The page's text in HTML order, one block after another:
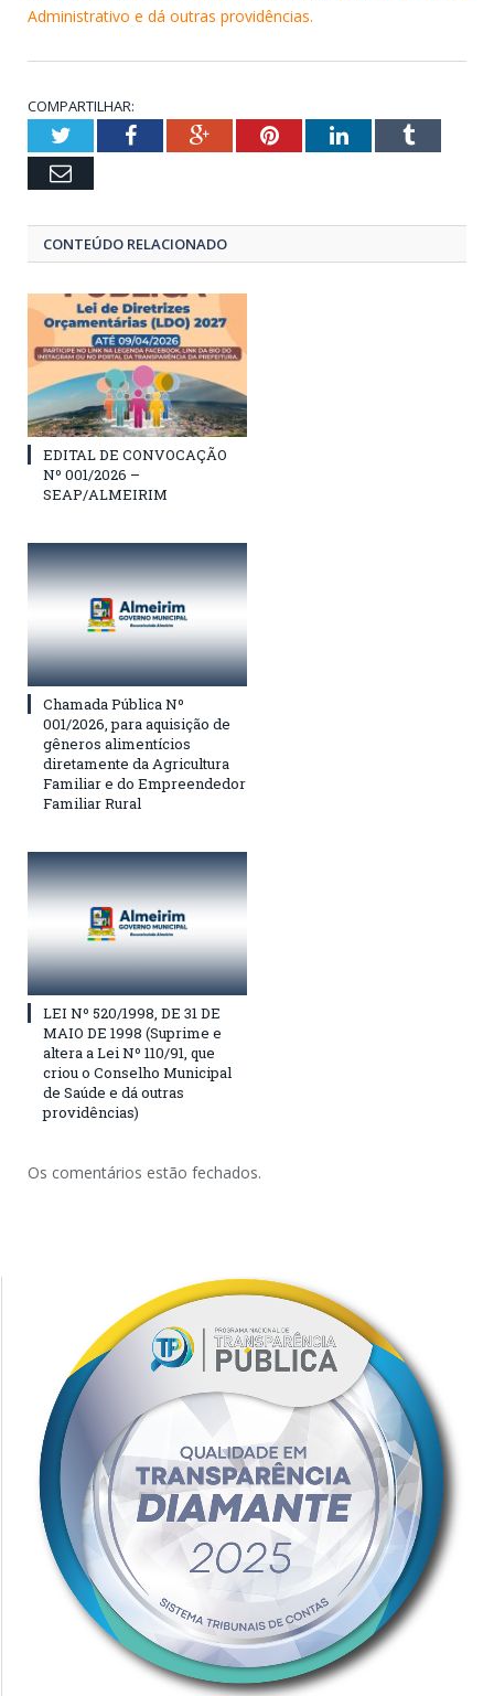
Administrativo e dá outras providências.
COMPARTILHAR:
TwitterFacebookGoogle+PinterestLinkedInTumblr
Email
CONTEÚDO RELACIONADO
EDITAL DE CONVOCAÇÃO
Nº 001/2026 –
SEAP/ALMEIRIM
Chamada Pública Nº
001/2026, para aquisição de
gêneros alimentícios
diretamente da Agricultura
Familiar e do Empreendedor
Familiar Rural
LEI Nº 520/1998, DE 31 DE
MAIO DE 1998 (Suprime e
altera a Lei Nº 110/91, que
criou o Conselho Municipal
de Saúde e dá outras
providências)
Os comentários estão fechados.